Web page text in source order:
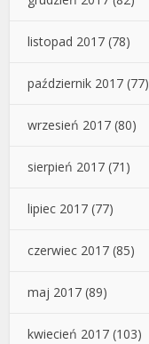
listopad 2017 (78)
październik 2017 (77)
wrzesień 2017 (80)
sierpień 2017 (71)
lipiec 2017 (77)
czerwiec 2017 (85)
maj 2017 (89)
kwiecień 2017 (103)